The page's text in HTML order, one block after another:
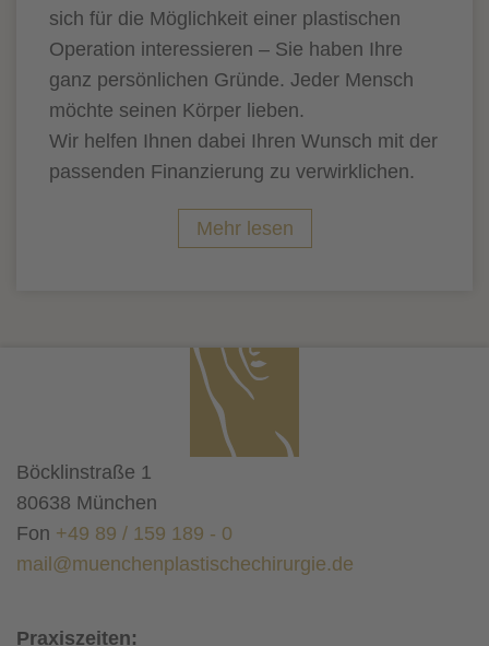
sich für die Möglichkeit einer plastischen
Operation interessieren – Sie haben Ihre
ganz persönlichen Gründe. Jeder Mensch
möchte seinen Körper lieben.
Wir helfen Ihnen dabei Ihren Wunsch mit der
passenden Finanzierung zu verwirklichen.
Mehr lesen
Böcklinstraße 1
80638 München
Fon +49 89 / 159 189 - 0
mail@muenchenplastischechirurgie.de
Praxiszeiten: